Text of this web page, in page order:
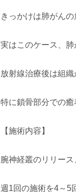
きっかけは肺がん
実はこのケース、肺
放射線治療後は組
特に鎖骨部分での癒
【施術内容】
腕神経叢のリリー
週1回の施術を4～5